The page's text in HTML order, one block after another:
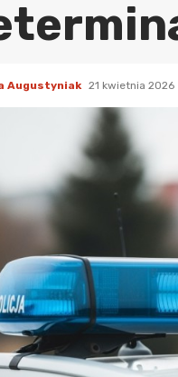
Augustyniak 21 kwietnia 2026